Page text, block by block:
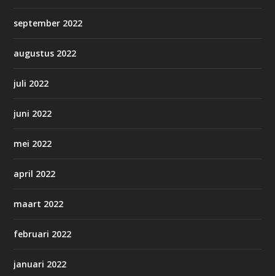
september 2022
augustus 2022
juli 2022
juni 2022
mei 2022
april 2022
maart 2022
februari 2022
januari 2022